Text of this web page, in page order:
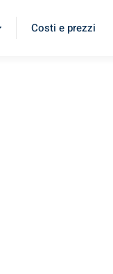
Costi e prezzi